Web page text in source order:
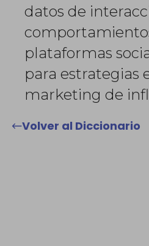
datos de
plataformas
para estrategias
marketing de
Volver al Diccionario